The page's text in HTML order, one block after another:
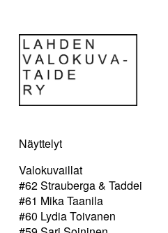
Näyttelyt
Valokuvaillat
#62 Strauberga & Taddei
#61 Mika Taanila
#60 Lydia Toivanen